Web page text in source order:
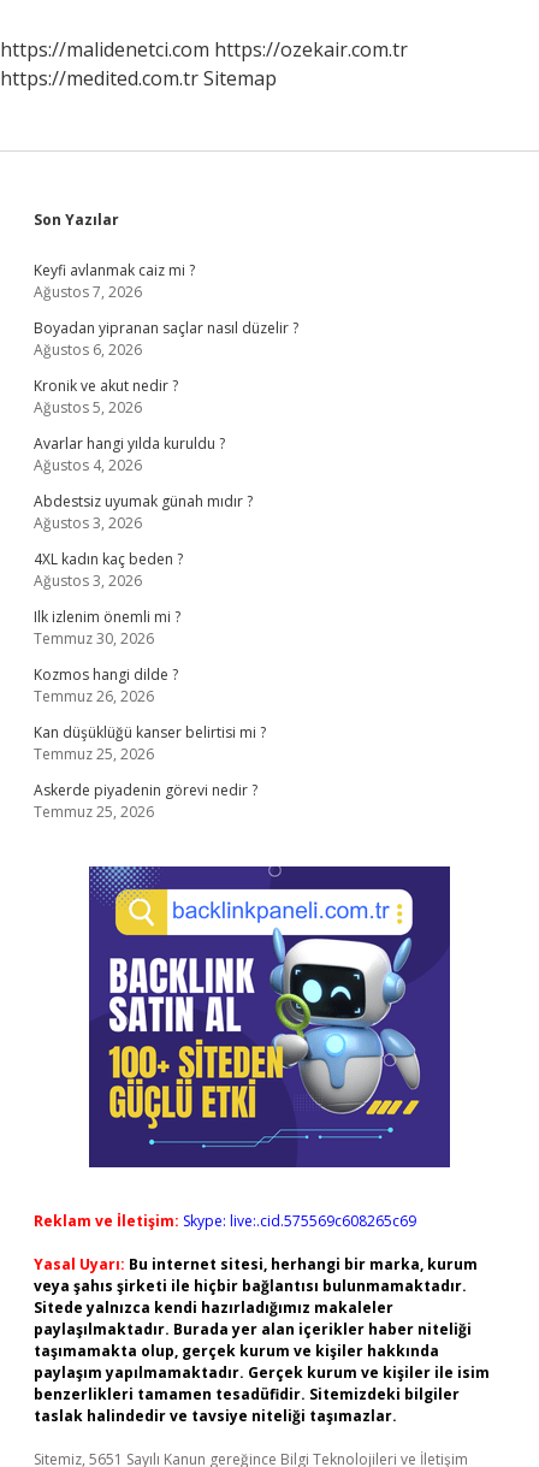
https://malidenetci.com https://ozekair.com.tr
https://medited.com.trSitemap
Sidebar
Son Yazılar
Keyfi avlanmak caiz mi ?
Ağustos 7, 2026
Boyadan yipranan saçlar nasıl düzelir ?
Ağustos 6, 2026
Kronik ve akut nedir ?
Ağustos 5, 2026
Avarlar hangi yılda kuruldu ?
Ağustos 4, 2026
Abdestsiz uyumak günah mıdır ?
Ağustos 3, 2026
4XL kadın kaç beden ?
Ağustos 3, 2026
Ilk izlenim önemli mi ?
Temmuz 30, 2026
Kozmos hangi dilde ?
Temmuz 26, 2026
Kan düşüklüğü kanser belirtisi mi ?
Temmuz 25, 2026
Askerde piyadenin görevi nedir ?
Temmuz 25, 2026
Reklam ve İletişim: Skype: live:.cid.575569c608265c69
Yasal Uyarı: Bu internet sitesi, herhangi bir marka, kurum
veya şahıs şirketi ile hiçbir bağlantısı bulunmamaktadır.
Sitede yalnızca kendi hazırladığımız makaleler
paylaşılmaktadır. Burada yer alan içerikler haber niteliği
taşımamakta olup, gerçek kurum ve kişiler hakkında
paylaşım yapılmamaktadır. Gerçek kurum ve kişiler ile isim
benzerlikleri tamamen tesadüfidir. Sitemizdeki bilgiler
taslak halindedir ve tavsiye niteliği taşımazlar.
Sitemiz, 5651 Sayılı Kanun gereğince Bilgi Teknolojileri ve İletişim